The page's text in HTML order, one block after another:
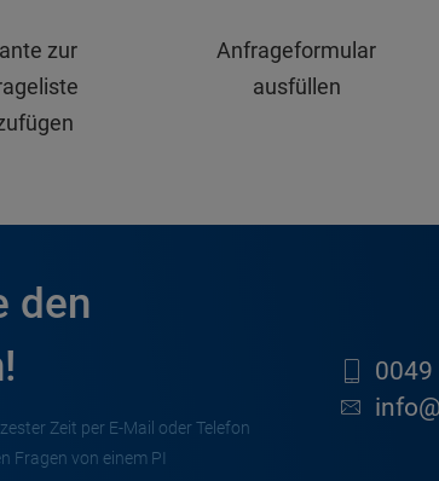
zur
Anfrageformular
ausfüllen
den
Zeit per E-Mail oder Telefon
Fragen von einem PI
0049